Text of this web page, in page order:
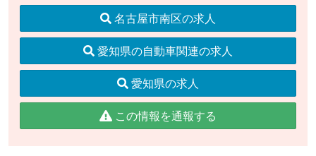
名古屋市南区の求人
愛知県の自動車関連の求人
愛知県の求人
この情報を通報する